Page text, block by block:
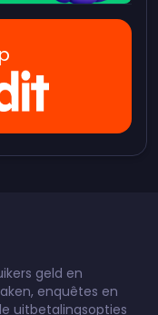
geld en
enquêtes en
uitbetalingsopties